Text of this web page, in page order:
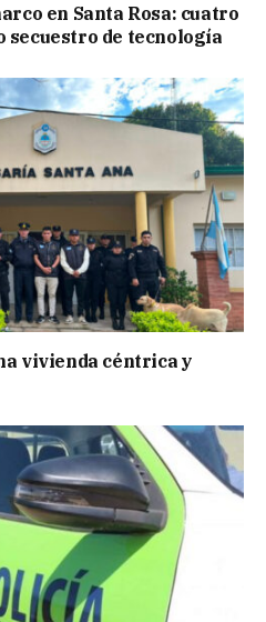
en Santa Rosa: cuatro
de tecnología
vivienda céntrica y